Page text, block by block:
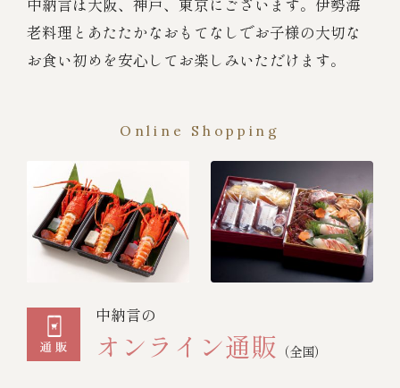
中納言は大阪、神戸、東京にございます。伊勢海
老料理とあたたかなおもてなしでお子様の大切な
お食い初めを安心してお楽しみいただけます。
Online Shopping
中納言の
オンライン通販 （全国）